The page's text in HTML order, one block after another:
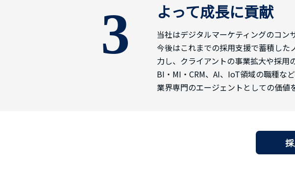
3
よって成長に貢献
当社はデジタルマーケティングのコン
今後はこれまでの採用支援で蓄積した
力し、クライアントの事業拡大や採用
BI・MI・CRM、AI、IoT領域の職種な
業界専門のエージェントとしての価値